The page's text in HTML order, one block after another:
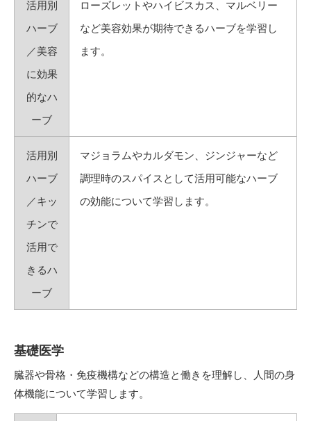
活用別
ハーブ
／美容
に効果
的なハ
ーブ
ローズレットやハイビスカス、マルベリー
など美容効果が期待できるハーブを学習し
ます。
活用別
ハーブ
／キッ
チンで
活用で
きるハ
ーブ
マジョラムやカルダモン、ジンジャーなど
調理時のスパイスとして活用可能なハーブ
の効能について学習します。
基礎医学
臓器や骨格・免疫機構などの構造と働きを理解し、人間の身
体機能について学習します。